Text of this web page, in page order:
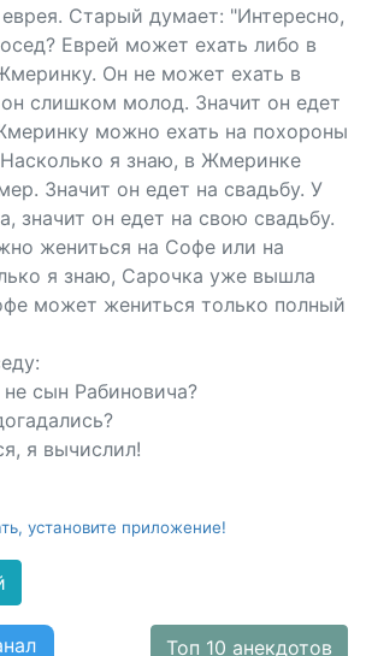
Старый думает: "Интересно,
Еврей может ехать либо в
Он не может ехать в
слишком молод. Значит он едет
можно ехать на похороны
я знаю, в Жмеринке
Значит он едет на свадьбу. У
значит он едет на свою свадьбу.
жениться на Софе или на
я знаю, Сарочка уже вышла
может жениться только полный
сын Рабиновича?
я вычислил!
установите приложение!
Топ 10 анекдотов